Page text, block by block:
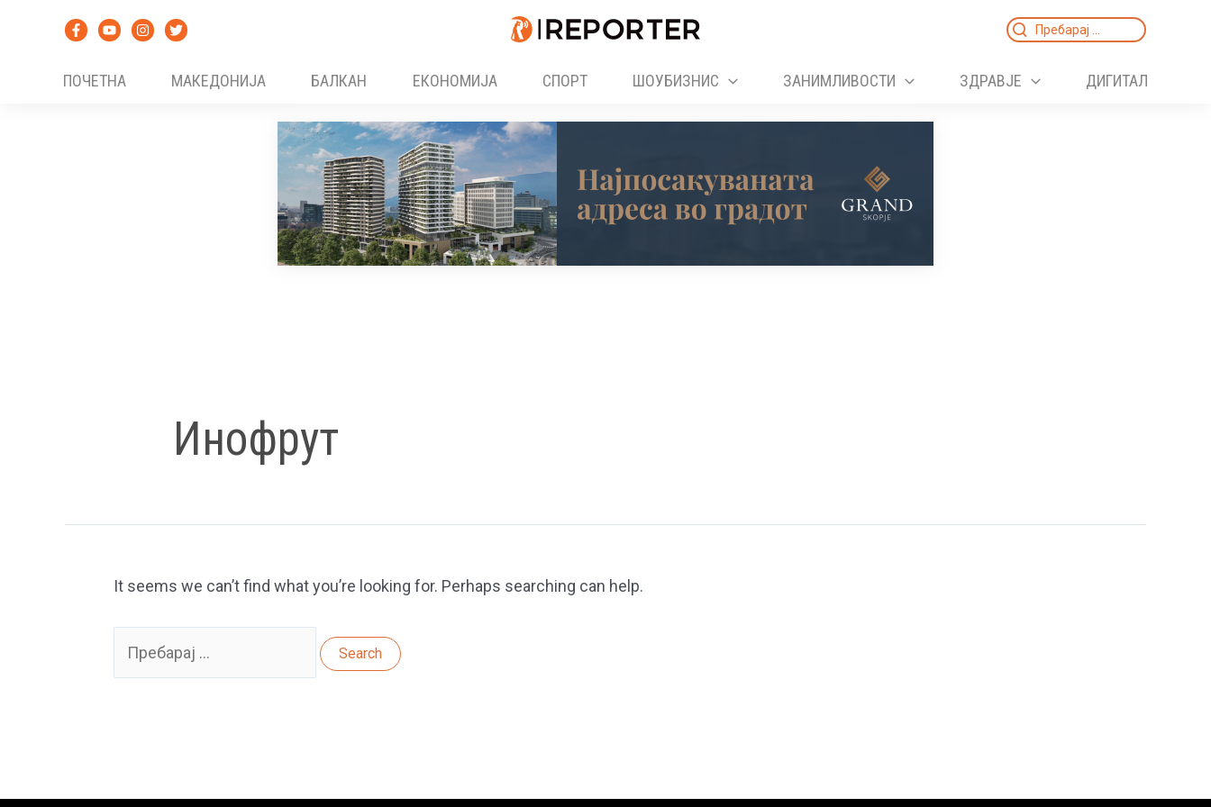
Search
ПОЧЕТНА
МАКЕДОНИЈА БАЛКАН ЕКОНОМИЈА СПОРТ ШОУБИЗНИС ЗАНИМЛИВОСТИ ЗДРАВЈЕ ДИГИТАЛ
Инофрут
It seems we can’t find what you’re looking for. Perhaps searching can help.
for: